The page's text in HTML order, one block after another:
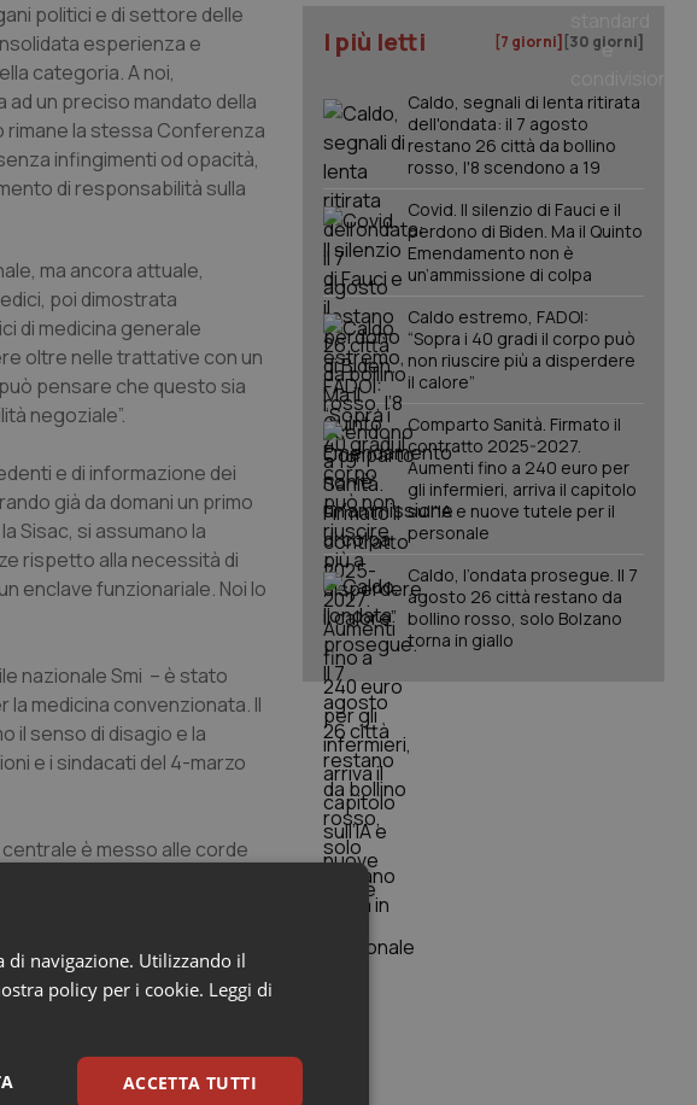
politici e di settore delle
esperienza e
categoria. A noi,
ad un preciso mandato della
rimane la stessa Conferenza
infingimenti od opacità,
di responsabilità sulla
ma ancora attuale,
poi dimostrata
di medicina generale
oltre nelle trattative con un
pensare che questo sia
negoziale”.
e di informazione dei
già da domani un primo
Sisac, si assumano la
rispetto alla necessità di
enclave funzionariale. Noi lo
nazionale Smi – è stato
medicina convenzionata. Il
il senso di disagio e la
e i sindacati del 4-marzo
è messo alle corde
per la definizione di un
definizione, costruzione
individui su quali
che il finanziamento dei
la presenza di referenti
alla dipendenza.
I più letti [7 giorni] [30 giorni]
Caldo, segnali di lenta ritirata
dell'ondata: il 7 agosto
restano 26 città da bollino
rosso, l'8 scendono a 19
Covid. Il silenzio di Fauci e il
perdono di Biden. Ma il Quinto
Emendamento non è
un’ammissione di colpa
Caldo estremo, FADOI:
“Sopra i 40 gradi il corpo può
non riuscire più a disperdere
il calore”
Comparto Sanità. Firmato il
contratto 2025-2027.
Aumenti fino a 240 euro per
gli infermieri, arriva il capitolo
sull'IA e nuove tutele per il
personale
Caldo, l’ondata prosegue. Il 7
agosto 26 città restano da
bollino rosso, solo Bolzano
torna in giallo
di navigazione. Utilizzando il
policy per i cookie. Leggi di
ACCETTA TUTTI